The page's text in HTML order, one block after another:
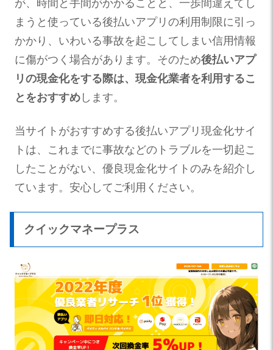
が、時間と手間がかかることと、一歩間違えてし
まうと使っている後払いアプリの利用制限に引っ
かかり、いわいる事故を起こしてしまい信用情報
に傷がつく場合があります。そのため後払いアプ
リの現金化をする際は、現金化業者を利用するこ
とをおすすめ します。
当サイトがおすすめする後払いアプリ現金化サイ
トは、これまでに事故などのトラブルを一切起こ
したことがない、優良現金化サイトのみを紹介し
ています。安心してご利用ください。
クイックマネープラス